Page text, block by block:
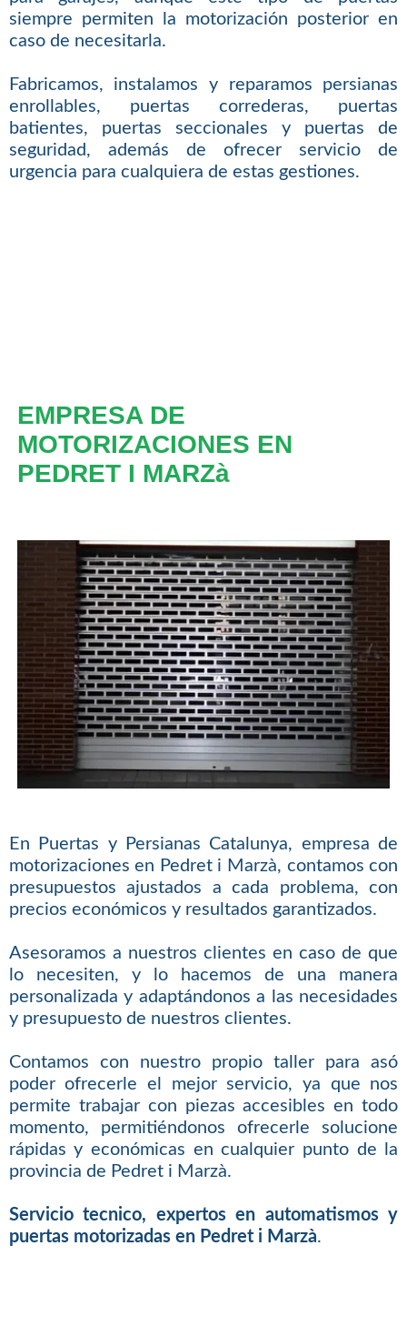
siempre permiten la motorización posterior en
caso de necesitarla.
Fabricamos, instalamos y reparamos persianas
enrollables, puertas correderas, puertas
batientes, puertas seccionales y puertas de
seguridad, además de ofrecer servicio de
urgencia para cualquiera de estas gestiones.
EMPRESA DE
MOTORIZACIONES EN
PEDRET I MARZà
En Puertas y Persianas Catalunya, empresa de
motorizaciones en Pedret i Marzà, contamos con
presupuestos ajustados a cada problema, con
precios económicos y resultados garantizados.
Asesoramos a nuestros clientes en caso de que
lo necesiten, y lo hacemos de una manera
personalizada y adaptándonos a las necesidades
y presupuesto de nuestros clientes.
Contamos con nuestro propio taller para asó
poder ofrecerle el mejor servicio, ya que nos
permite trabajar con piezas accesibles en todo
momento, permitiéndonos ofrecerle solucione
rápidas y económicas en cualquier punto de la
provincia de Pedret i Marzà.
Servicio tecnico, expertos en automatismos y
puertas motorizadas en Pedret i Marzà.